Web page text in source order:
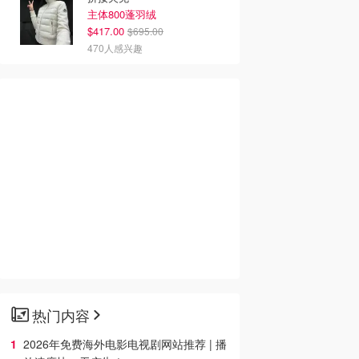
主体800蓬羽绒
$417.00 $695.00
470人感兴趣
热门内容
2026年免费海外电影电视剧网站推荐 | 播